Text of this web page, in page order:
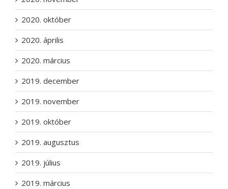
2020. október
2020. április
2020. március
2019. december
2019. november
2019. október
2019. augusztus
2019. július
2019. március